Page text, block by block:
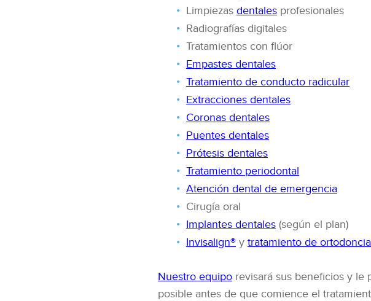
Limpiezas dentales profesionales
Radiografías digitales
Tratamientos con flúor
Empastes dentales
Tratamiento de conducto radicular
Extracciones dentales
Coronas dentales
Puentes dentales
Prótesis dentales
Tratamiento periodontal
Atención dental de emergencia
Cirugía oral
Implantes dentales (según el plan)
Invisalign® y tratamiento de ortodoncia
Nuestro equipo revisará sus beneficios y le
posible antes de que comience el